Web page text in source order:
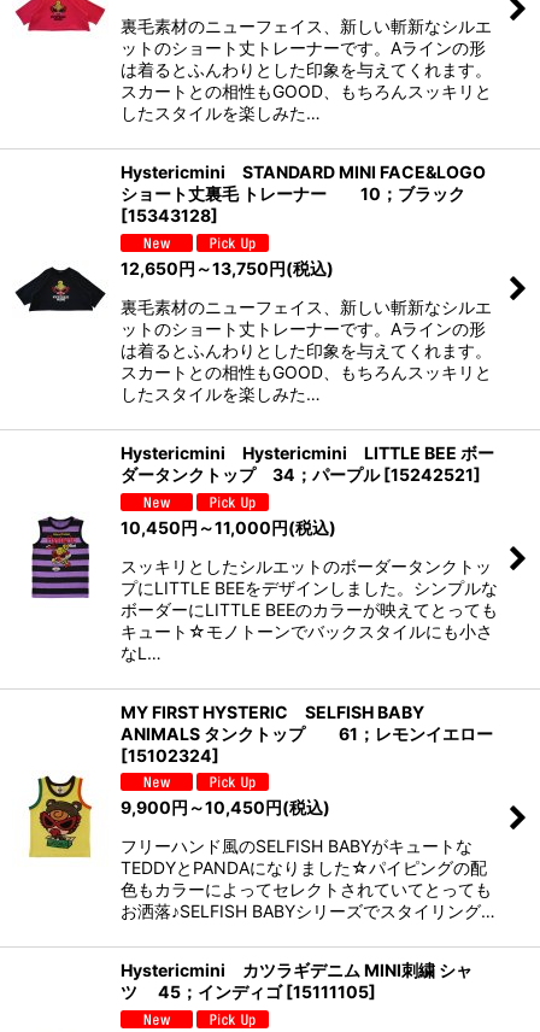
裏毛素材のニューフェイス、新しい斬新なシルエ
ットのショート丈トレーナーです。Aラインの形
は着るとふんわりとした印象を与えてくれます。
スカートとの相性もGOOD、もちろんスッキリと
したスタイルを楽しみた…
Hystericmini STANDARD MINI FACE&LOGO
ショート丈裏毛 トレーナー 10；ブラック
[15343128]
12,650円 ～13,750円(税込)
裏毛素材のニューフェイス、新しい斬新なシルエ
ットのショート丈トレーナーです。Aラインの形
は着るとふんわりとした印象を与えてくれます。
スカートとの相性もGOOD、もちろんスッキリと
したスタイルを楽しみた…
Hystericmini Hystericmini LITTLE BEE ボー
ダータンクトップ 34；パープル [15242521]
10,450円 ～11,000円(税込)
スッキリとしたシルエットのボーダータンクトッ
プにLITTLE BEEをデザインしました。シンプルな
ボーダーにLITTLE BEEのカラーが映えてとっても
キュート☆モノトーンでバックスタイルにも小さ
なL…
MY FIRST HYSTERIC SELFISH BABY
ANIMALS タンクトップ 61；レモンイエロー
[15102324]
9,900円 ～10,450円(税込)
フリーハンド風のSELFISH BABYがキュートな
TEDDYとPANDAになりました☆パイピングの配
色もカラーによってセレクトされていてとっても
お洒落♪SELFISH BABYシリーズでスタイリング…
Hystericmini カツラギデニム MINI刺繍 シャ
ツ 45；インディゴ [15111105]